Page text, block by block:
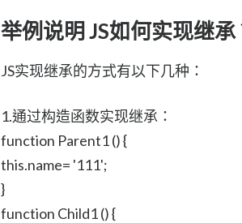
举例说明 JS如何实现继承
JS实现继承的方式有以下几种：
1.通过构造函数实现继承：
function Parent1 () {
this.name= '111';
}
function Child1 () {